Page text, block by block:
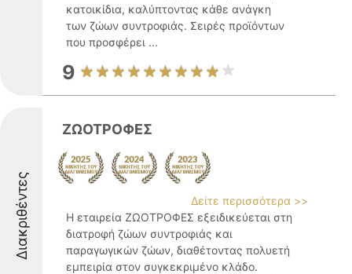
κατοικίδια, καλύπτοντας κάθε ανάγκη
των ζώων συντροφιάς. Σειρές προϊόντων
που προσφέρει ...
9
Διακριθέντες
ΖΩΟΤΡΟΦΕΣ
Δείτε περισσότερα >>
Η εταιρεία ΖΩΟΤΡΟΦΕΣ εξειδικεύεται στη
διατροφή ζώων συντροφιάς και
παραγωγικών ζώων, διαθέτοντας πολυετή
εμπειρία στον συγκεκριμένο κλάδο.